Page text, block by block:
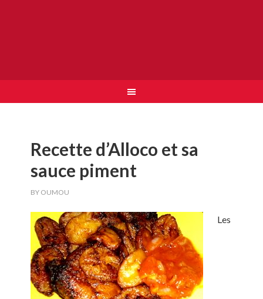
Recette d’Alloco et sa
sauce piment
BY OUMOU
Les